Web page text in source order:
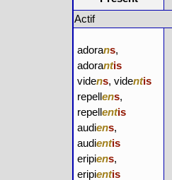
Actif
adorans,
adorantis
videns, videntis
repellens,
repellentis
audiens,
audientis
eripiens,
eripientis